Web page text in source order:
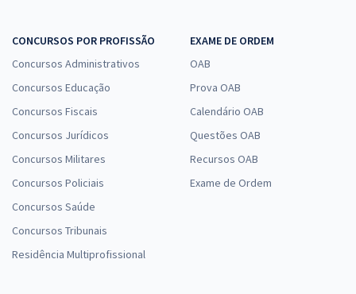
CONCURSOS POR PROFISSÃO
Concursos Administrativos
Concursos Educação
Concursos Fiscais
Concursos Jurídicos
Concursos Militares
Concursos Policiais
Concursos Saúde
Concursos Tribunais
Residência Multiprofissional
EXAME DE ORDEM
OAB
Prova OAB
Calendário OAB
Questões OAB
Recursos OAB
Exame de Ordem